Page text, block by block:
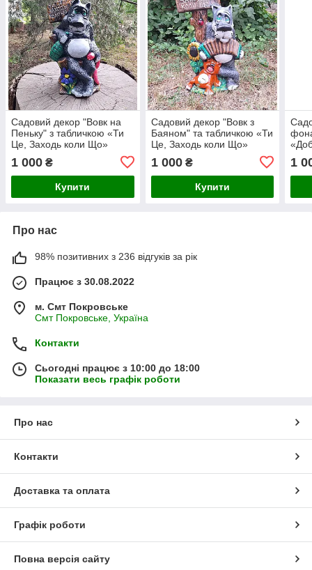
Садовий декор "Вовк на
Пеньку" з табличкою «Ти
Це, Заходь коли Що»
1 000 ₴
Купити
Садовий декор "Вовк з
Баяном" та табличкою «Ти
Це, Заходь коли Що»
1 000₴
Купити
1
Про нас
98% позитивних з 236 відгуків за рік
Працює з 30.08.2022
м. Смт Покровське
Смт Покровське, Україна
Контакти
Сьогодні працює з 10:00 до 18:00
Показати весь графік роботи
Про нас
Контакти
Доставка та оплата
Графік роботи
Повна версія сайту